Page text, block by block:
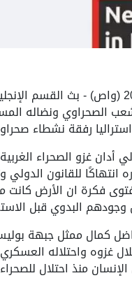
سيدني (أستراليا)، 24 يونيو 2024
الصحراوي ونضاله
رفقة نشطاء
أدان غزو الصحراء
انتهاكًا للقانون
فكرة ان الأرض كانت
البدوي قبل
كمال ممثل جبهة
غزوه واحتلاله
منذ احتلال